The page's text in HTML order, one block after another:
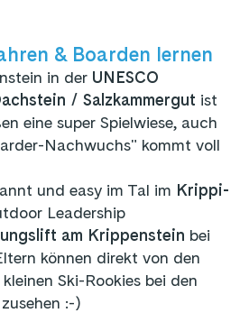
& Boarden lernen
in der UNESCO
/ Salzkammergut ist
eine super Spielwiese, auch
Nachwuchs" kommt voll
und easy im Tal im Krippi-
Leadership
am Krippenstein bei
können direkt von den
Ski-Rookies bei den
:-)